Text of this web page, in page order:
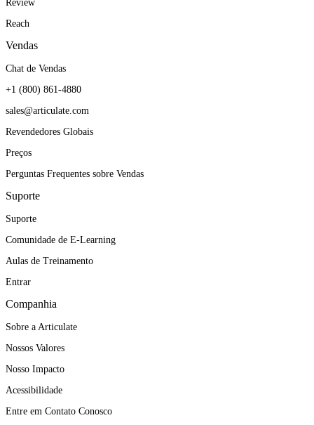
Review
Reach
Vendas
Chat de Vendas
+1 (800) 861-4880
sales@articulate.com
Revendedores Globais
Preços
Perguntas Frequentes sobre Vendas
Suporte
Suporte
Comunidade de E-Learning
Aulas de Treinamento
Entrar
Companhia
Sobre a Articulate
Nossos Valores
Nosso Impacto
Acessibilidade
Entre em Contato Conosco